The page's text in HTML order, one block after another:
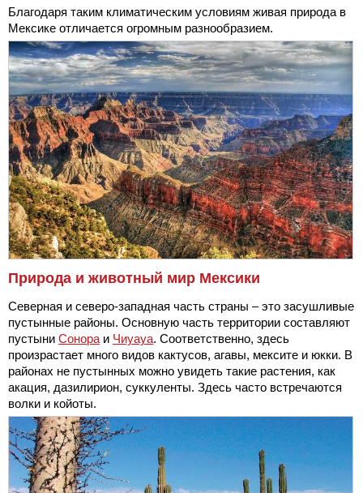
Благодаря таким климатическим условиям живая природа в
Мексике отличается огромным разнообразием.
Природа и животный мир Мексики
Северная и северо-западная часть страны – это засушливые
пустынные районы. Основную часть территории составляют
пустыни Сонора и Чиуауа. Соответственно, здесь
произрастает много видов кактусов, агавы, мексите и юкки. В
районах не пустынных можно увидеть такие растения, как
акация, дазилирион, суккуленты. Здесь часто встречаются
волки и койоты.